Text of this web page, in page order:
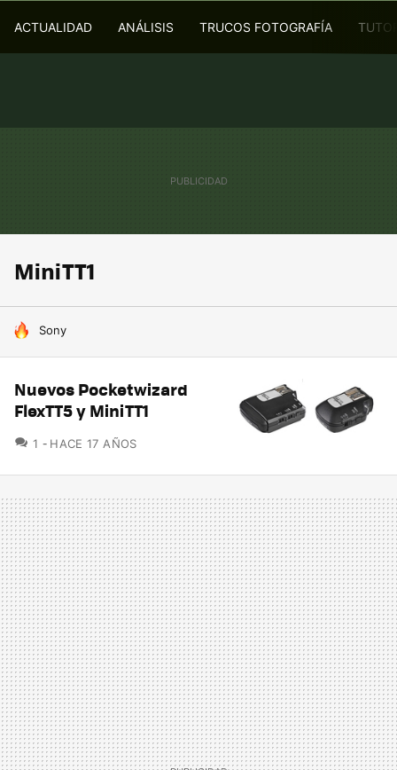
ACTUALIDAD ANÁLISIS TRUCOS FOTOGRAFÍA
MiniTT1
HOY SE HABLA DE
Sony
Nuevos Pocketwizard
FlexTT5 y MiniTT1
1 COMENTARIOS
HACE 17 AÑOS